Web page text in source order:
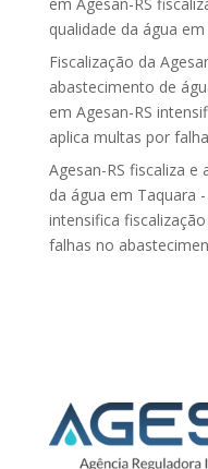
qualidade da água
Fiscalização da
abastecimento de
em Agesan-RS
aplica multas por
Agesan-RS fiscaliza e
da água em Taquara -
intensifica
falhas no